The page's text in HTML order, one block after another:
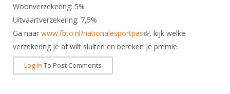
Handleiding
Commissies
Ereleden
Leden van Verdiensten
Vacatures
Reglementen
Materiaal
Schermpaspoort
Rolstoelschermen
SBT
Talentontwikkeling
Atletencommissie
Voor coaches en leraren
Nationale opleidingen
Internationale opleidingen
Woonverzekering: 5%
Uitvaartverzekering: 7,5%
Ga naar www.fbto.nl/nationalesportpas(link is external)
, kijk welke
verzekering je af wilt sluiten en bereken je premie.
Log In To Post Comments